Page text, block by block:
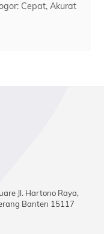
Cepat, Akurat
Jl. Hartono Raya,
Banten 15117